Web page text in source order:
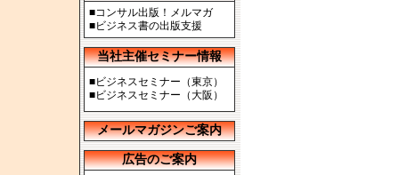
■コンサル出版！メルマガ
■ビジネス書の出版支援
当社主催セミナー情報
■ビジネスセミナー（東京）
■ビジネスセミナー（大阪）
メールマガジンご案内
広告のご案内